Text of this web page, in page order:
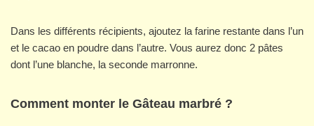
Dans les différents récipients, ajoutez la farine restante dans l’un
et le cacao en poudre dans l’autre. Vous aurez donc 2 pâtes
dont l’une blanche, la seconde marronne.
Comment monter le Gâteau marbré ?